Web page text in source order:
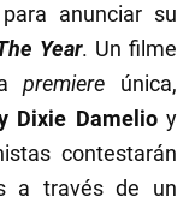
anunciar su
Year. Un filme
premiere única,
Dixie Damelio y
contestarán
a través de un